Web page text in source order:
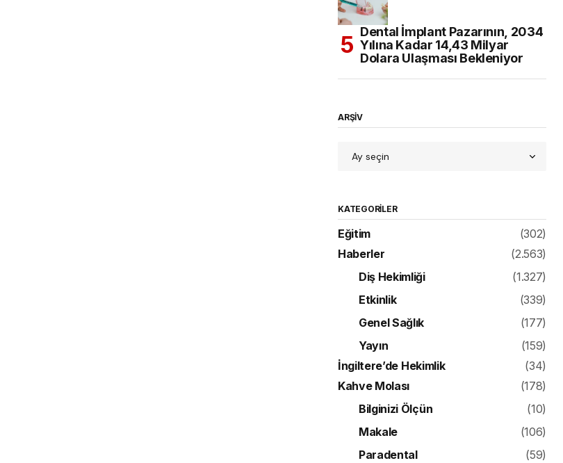
Dental İmplant Pazarının, 2034
Yılına Kadar 14,43 Milyar
Dolara Ulaşması Bekleniyor
ARŞİV
KATEGORILER
Eğitim
(302)
Haberler
(2.563)
Diş Hekimliği
(1.327)
Etkinlik
(339)
Genel Sağlık
(177)
Yayın
(159)
İngiltere’de Hekimlik
(34)
Kahve Molası
(178)
Bilginizi Ölçün
(10)
Makale
(106)
Paradental
(59)